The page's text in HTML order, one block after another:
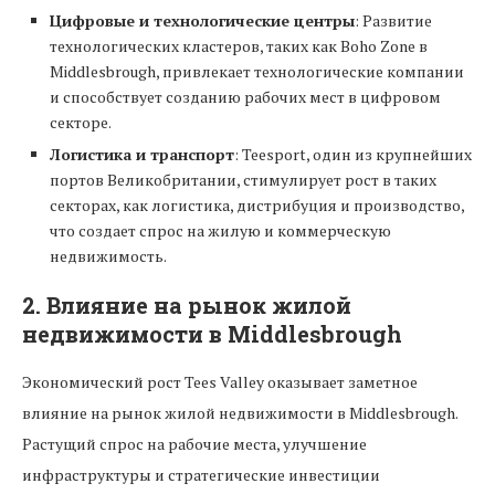
Цифровые и технологические центры: Развитие
технологических кластеров, таких как Boho Zone в
Middlesbrough, привлекает технологические компании
и способствует созданию рабочих мест в цифровом
секторе.
Логистика и транспорт: Teesport, один из крупнейших
портов Великобритании, стимулирует рост в таких
секторах, как логистика, дистрибуция и производство,
что создает спрос на жилую и коммерческую
недвижимость.
2. Влияние на рынок жилой
недвижимости в Middlesbrough
Экономический рост Tees Valley оказывает заметное
влияние на рынок жилой недвижимости в Middlesbrough.
Растущий спрос на рабочие места, улучшение
инфраструктуры и стратегические инвестиции